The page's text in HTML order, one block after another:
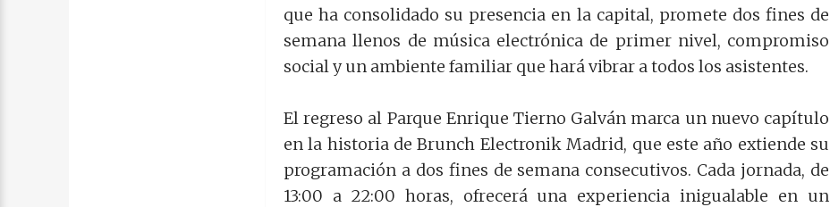
que ha consolidado su presencia en la capital, promete dos fines de
semana llenos de música electrónica de primer nivel, compromiso
social y un ambiente familiar que hará vibrar a todos los asistentes.
El regreso al Parque Enrique Tierno Galván marca un nuevo capítulo
en la historia de Brunch Electronik Madrid, que este año extiende su
programación a dos fines de semana consecutivos. Cada jornada, de
13:00 a 22:00 horas, ofrecerá una experiencia inigualable en un